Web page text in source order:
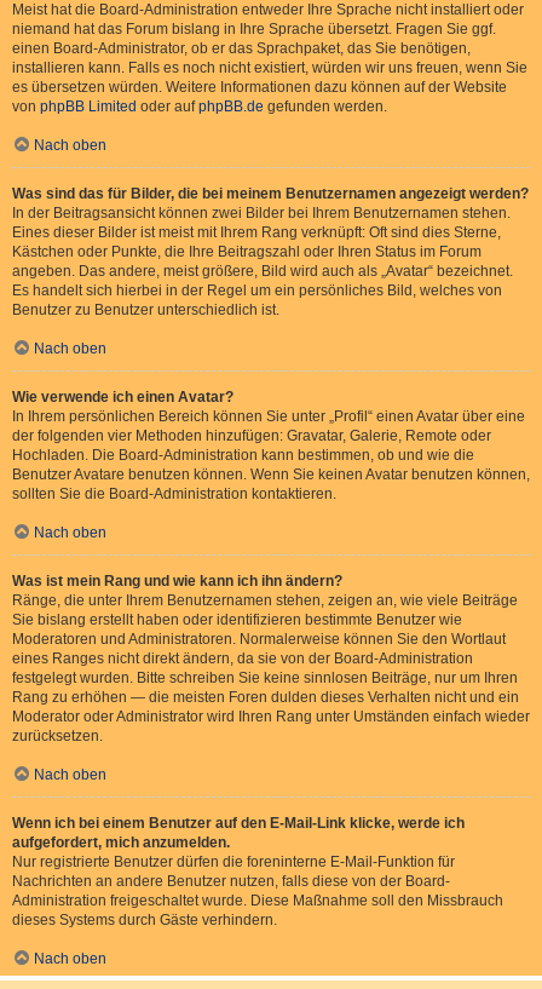
Meist hat die Board-Administration entweder Ihre Sprache nicht installiert oder
niemand hat das Forum bislang in Ihre Sprache übersetzt. Fragen Sie ggf.
einen Board-Administrator, ob er das Sprachpaket, das Sie benötigen,
installieren kann. Falls es noch nicht existiert, würden wir uns freuen, wenn Sie
es übersetzen würden. Weitere Informationen dazu können auf der Website
von phpBB Limited oder aufphpBB.de gefunden werden.
Nach oben
Was sind das für Bilder, die bei meinem Benutzernamen angezeigt werden?
In der Beitragsansicht können zwei Bilder bei Ihrem Benutzernamen stehen.
Eines dieser Bilder ist meist mit Ihrem Rang verknüpft: Oft sind dies Sterne,
Kästchen oder Punkte, die Ihre Beitragszahl oder Ihren Status im Forum
angeben. Das andere, meist größere, Bild wird auch als „Avatar“ bezeichnet.
Es handelt sich hierbei in der Regel um ein persönliches Bild, welches von
Benutzer zu Benutzer unterschiedlich ist.
Nach oben
Wie verwende ich einen Avatar?
In Ihrem persönlichen Bereich können Sie unter „Profil“ einen Avatar über eine
der folgenden vier Methoden hinzufügen: Gravatar, Galerie, Remote oder
Hochladen. Die Board-Administration kann bestimmen, ob und wie die
Benutzer Avatare benutzen können. Wenn Sie keinen Avatar benutzen können,
sollten Sie die Board-Administration kontaktieren.
Nach oben
Was ist mein Rang und wie kann ich ihn ändern?
Ränge, die unter Ihrem Benutzernamen stehen, zeigen an, wie viele Beiträge
Sie bislang erstellt haben oder identifizieren bestimmte Benutzer wie
Moderatoren und Administratoren. Normalerweise können Sie den Wortlaut
eines Ranges nicht direkt ändern, da sie von der Board-Administration
festgelegt wurden. Bitte schreiben Sie keine sinnlosen Beiträge, nur um Ihren
Rang zu erhöhen — die meisten Foren dulden dieses Verhalten nicht und ein
Moderator oder Administrator wird Ihren Rang unter Umständen einfach wieder
zurücksetzen.
Nach oben
Wenn ich bei einem Benutzer auf den E-Mail-Link klicke, werde ich
aufgefordert, mich anzumelden.
Nur registrierte Benutzer dürfen die foreninterne E-Mail-Funktion für
Nachrichten an andere Benutzer nutzen, falls diese von der Board-
Administration freigeschaltet wurde. Diese Maßnahme soll den Missbrauch
dieses Systems durch Gäste verhindern.
Nach oben